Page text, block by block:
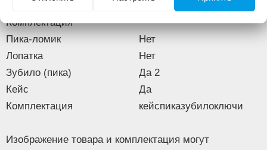
Антивибрационная система
Комплектация
Пика-ломик
Нет
Лопатка
Нет
Зубило (пика)
Да 2
Кейс
Да
Комплектация
кейспиказубилоключи
Изображение товара и комплектация могут